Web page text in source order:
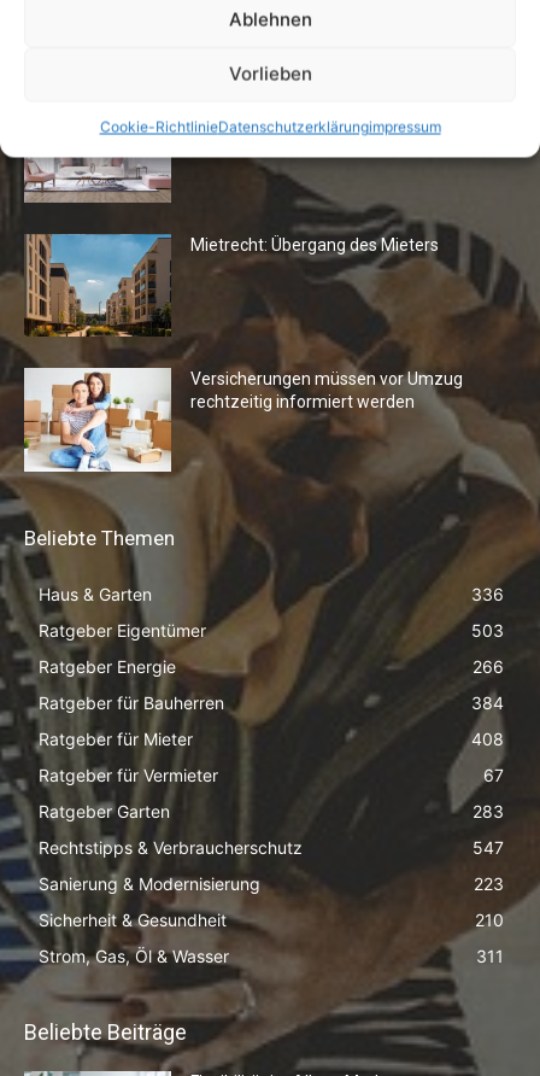
Ablehnen
Vorlieben
Cookie-RichtlinieDatenschutzerklärungimpressum
Wohnzimmer
Mietrecht: Übergang des Mieters
Versicherungen müssen vor Umzug
rechtzeitig informiert werden
Beliebte Themen
Haus & Garten
336
Ratgeber Eigentümer
503
Ratgeber Energie
266
Ratgeber für Bauherren
384
Ratgeber für Mieter
408
Ratgeber für Vermieter
67
Ratgeber Garten
283
Rechtstipps & Verbraucherschutz
547
Sanierung & Modernisierung
223
Sicherheit & Gesundheit
210
Strom, Gas, Öl & Wasser
311
Beliebte Beiträge